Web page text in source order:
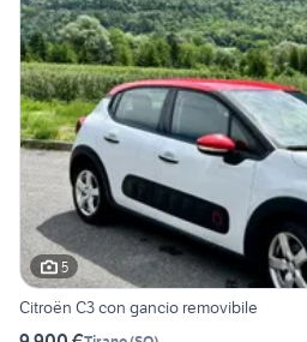
5
Citroën C3 con gancio removibile